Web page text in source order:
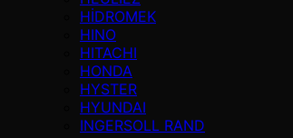
HİDROMEK
HINO
HITACHI
HONDA
HYSTER
HYUNDAI
INGERSOLL RAND